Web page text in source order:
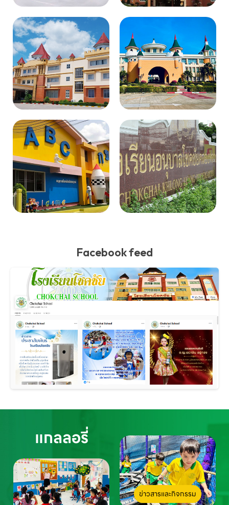
Facebook feed
แกลลอรี่
ข่าวสารและกิจกรรม